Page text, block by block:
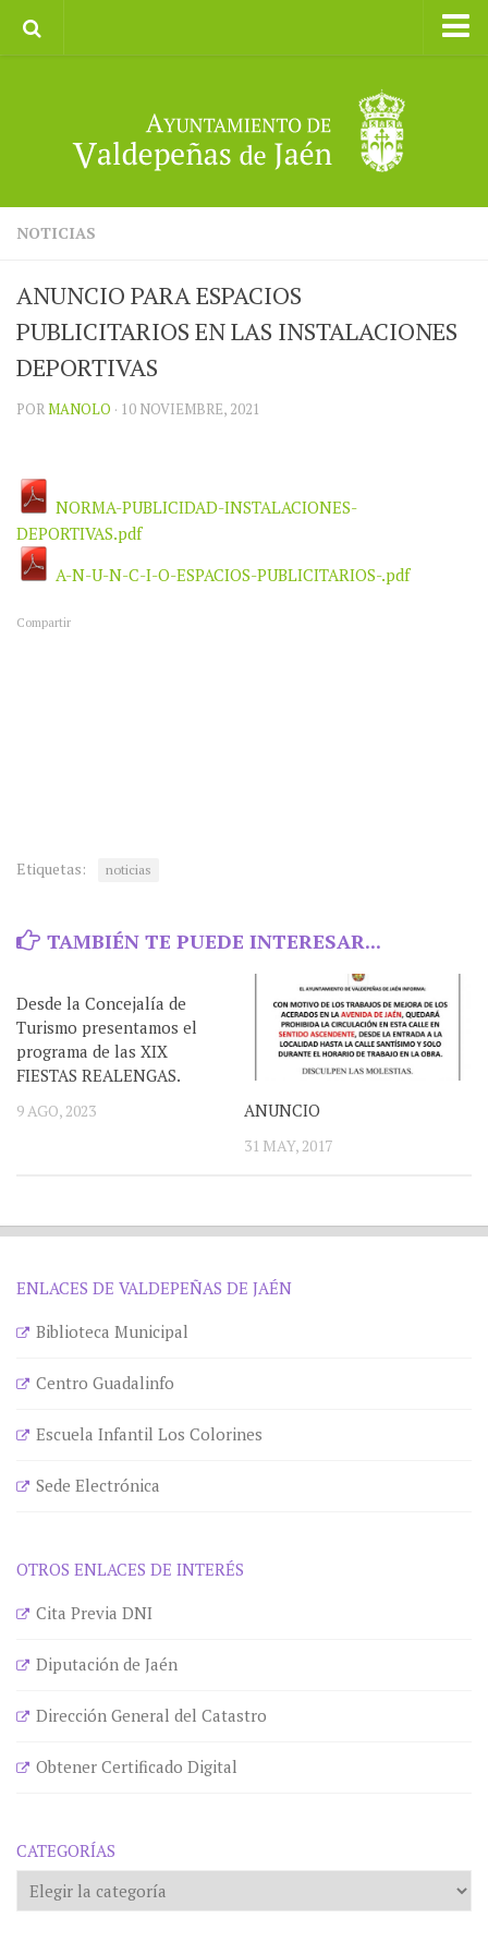
II CXM ROMPEALBARCAS 2023
NOTICIAS
ANUNCIO PARA ESPACIOS
PUBLICITARIOS EN LAS INSTALACIONES
DEPORTIVAS
PORMANOLO · 10 NOVIEMBRE, 2021
NORMA-PUBLICIDAD-INSTALACIONES-
DEPORTIVAS.pdf
A-N-U-N-C-I-O-ESPACIOS-PUBLICITARIOS-.pdf
Compartir
Etiquetas: noticias
TAMBIÉN TE PUEDE INTERESAR...
Desde la Concejalía de
Turismo presentamos el
programa de las XIX
FIESTAS REALENGAS.
9 AGO, 2023 ANUNCIO
31 MAY, 2017
ENLACES DE VALDEPEÑAS DE JAÉN
Biblioteca Municipal
Centro Guadalinfo
Escuela Infantil Los Colorines
Sede Electrónica
OTROS ENLACES DE INTERÉS
Cita Previa DNI
Diputación de Jaén
Dirección General del Catastro
Obtener Certificado Digital
CATEGORÍAS
Categorías